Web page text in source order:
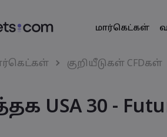
மார்கெட்கள்
வர்த்தகத்
செயலி
(Global) English (EU)
Español
குறியீடுகள் CFDகள்
USA 30 -